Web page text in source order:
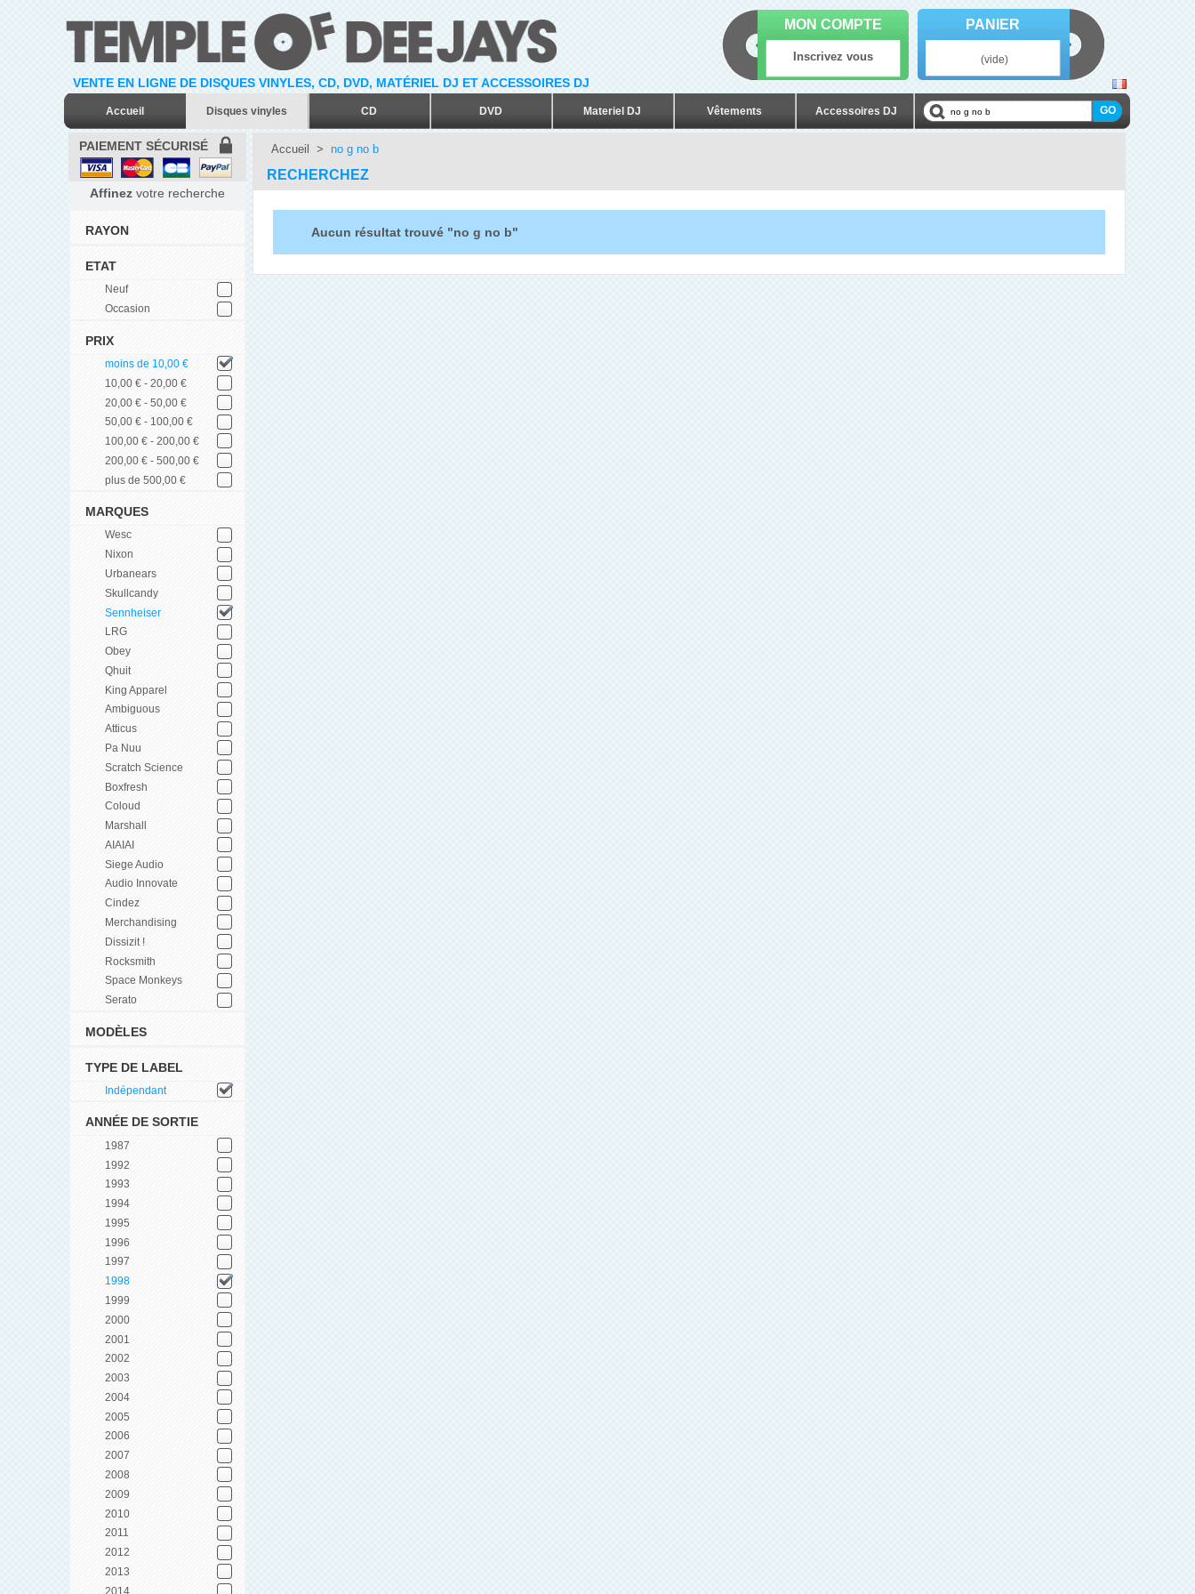
VENTE EN LIGNE DE DISQUES VINYLES, CD, DVD, MATÉRIEL DJ ET ACCESSOIRES DJ
Accueil Disques vinyles CD DVD Materiel DJ Vêtements Accessoires DJ
MON COMPTE
Inscrivez vous
PANIER
(vide)
PAIEMENT SÉCURISÉ
Affinez votre recherche
RAYON
ETAT
Neuf
Occasion
PRIX
moins de 10,00 €
10,00 € - 20,00 €
20,00 € - 50,00 €
50,00 € - 100,00 €
100,00 € - 200,00 €
200,00 € - 500,00 €
plus de 500,00 €
MARQUES
Wesc
Nixon
Urbanears
Skullcandy
Sennheiser
LRG
Obey
Qhuit
King Apparel
Ambiguous
Atticus
Pa Nuu
Scratch Science
Boxfresh
Coloud
Marshall
AIAIAI
Siege Audio
Audio Innovate
Cindez
Merchandising
Dissizit !
Rocksmith
Space Monkeys
Serato
MODÈLES
TYPE DE LABEL
Indépendant
ANNÉE DE SORTIE
1987
1992
1993
1994
1995
1996
1997
1998
1999
2000
2001
2002
2003
2004
2005
2006
2007
2008
2009
2010
2011
2012
2013
2014
Accueil > no g no b
RECHERCHEZ
Aucun résultat trouvé "no g no b"